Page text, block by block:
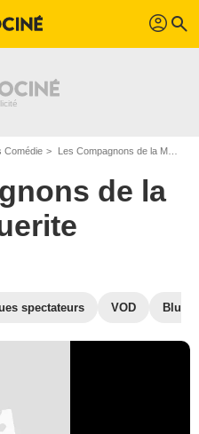
profil search
Comédie Les Compagnons de la Marguerite de Jean-Pierre Mocky
de la
spectateurs VOD Blu-